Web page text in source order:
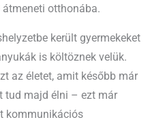
átmeneti otthonába.
került gyermekeket
is költöznek velük.
az életet, amit később már
tud majd élni – ezt már
kommunikációs